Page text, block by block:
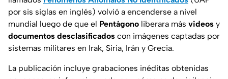
por sis siglas en inglés) volvió a encenderse a nivel
mundial luego de que el Pentágono liberara más videos y
documentos desclasificados con imágenes captadas por
sistemas militares en Irak, Siria, Irán y Grecia.
La publicación incluye grabaciones inéditas obtenidas